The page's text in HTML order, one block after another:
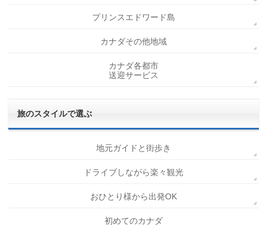
プリンスエドワード島
カナダその他地域
カナダ各都市
送迎サービス
旅のスタイルで選ぶ
地元ガイドと街歩き
ドライブしながら楽々観光
おひとり様から出発OK
初めてのカナダ